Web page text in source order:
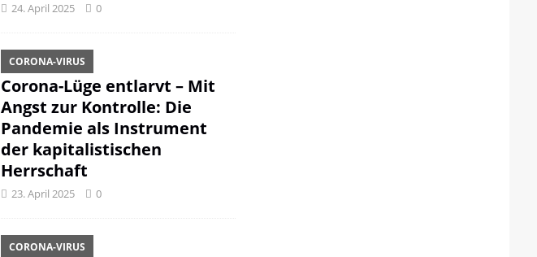
24. April 2025 0
Corona-Lüge entlarvt – Mit
Angst zur Kontrolle: Die
Pandemie als Instrument
der kapitalistischen
Herrschaft
CORONA-VIRUS
23. April 2025 0
CORONA-VIRUS